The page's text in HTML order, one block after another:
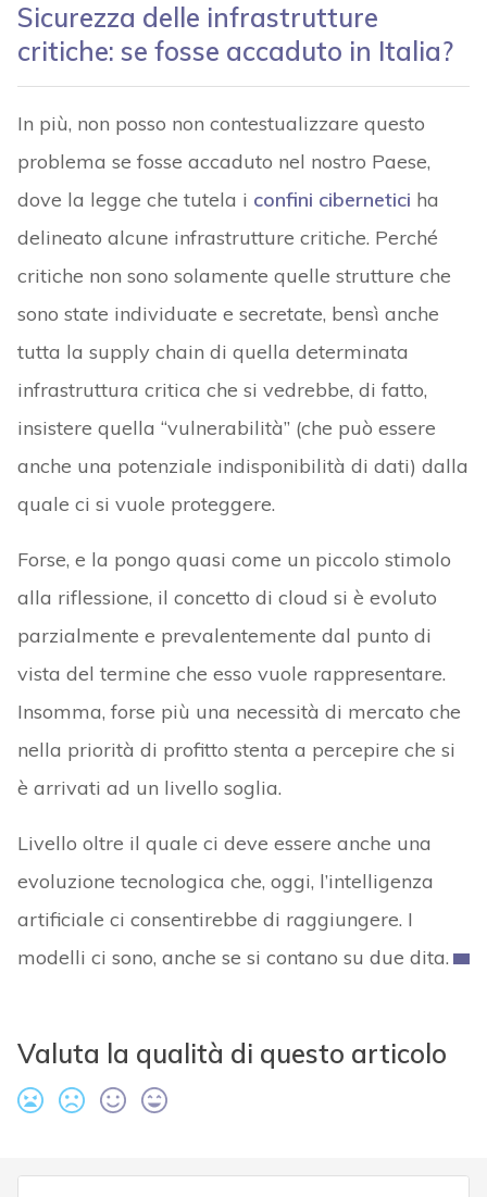
Sicurezza delle infrastrutture
critiche: se fosse accaduto in Italia?
In più, non posso non contestualizzare questo
problema se fosse accaduto nel nostro Paese,
dove la legge che tutela i confini cibernetici ha
delineato alcune infrastrutture critiche. Perché
critiche non sono solamente quelle strutture che
sono state individuate e secretate, bensì anche
tutta la supply chain di quella determinata
infrastruttura critica che si vedrebbe, di fatto,
insistere quella “vulnerabilità” (che può essere
anche una potenziale indisponibilità di dati) dalla
quale ci si vuole proteggere.
Forse, e la pongo quasi come un piccolo stimolo
alla riflessione, il concetto di cloud si è evoluto
parzialmente e prevalentemente dal punto di
vista del termine che esso vuole rappresentare.
Insomma, forse più una necessità di mercato che
nella priorità di profitto stenta a percepire che si
è arrivati ad un livello soglia.
Livello oltre il quale ci deve essere anche una
evoluzione tecnologica che, oggi, l’intelligenza
artificiale ci consentirebbe di raggiungere. I
modelli ci sono, anche se si contano su due dita.
Valuta la qualità di questo articolo